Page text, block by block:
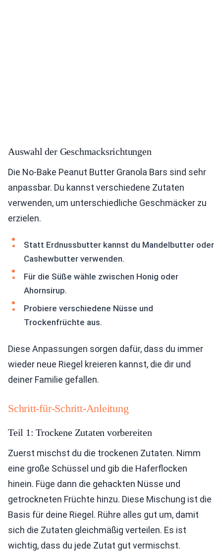
Auswahl der Geschmacksrichtungen
Die No-Bake Peanut Butter Granola Bars sind sehr
anpassbar. Du kannst verschiedene Zutaten
verwenden, um unterschiedliche Geschmäcker zu
erzielen.
Statt Erdnussbutter kannst du Mandelbutter oder
Cashewbutter verwenden.
Für die Süße wähle zwischen Honig oder
Ahornsirup.
Probiere verschiedene Nüsse und
Trockenfrüchte aus.
Diese Anpassungen sorgen dafür, dass du immer
wieder neue Riegel kreieren kannst, die dir und
deiner Familie gefallen.
Schritt-für-Schritt-Anleitung
Teil 1: Trockene Zutaten vorbereiten
Zuerst mischst du die trockenen Zutaten. Nimm
eine große Schüssel und gib die Haferflocken
hinein. Füge dann die gehackten Nüsse und
getrockneten Früchte hinzu. Diese Mischung ist die
Basis für deine Riegel. Rühre alles gut um, damit
sich die Zutaten gleichmäßig verteilen. Es ist
wichtig, dass du jede Zutat gut vermischst.